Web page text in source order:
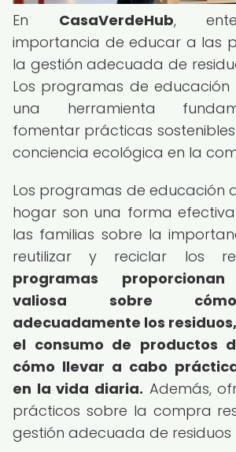
En CasaVerdeHub,
importancia de educar a las
la gestión adecuada de
Los programas de educación
una herramienta
fomentar prácticas
conciencia ecológica en la
Los programas de educación
hogar son una forma
las familias sobre la
reutilizar y reciclar los
programas
valiosa sobre
adecuadamente los
el consumo de productos
cómo llevar a cabo
en la vida diaria. Además,
prácticos sobre la compra
gestión adecuada de residuos